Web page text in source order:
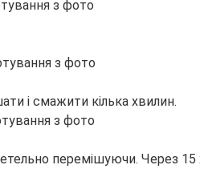
і смажити кілька хвилин.
перемішуючи. Через